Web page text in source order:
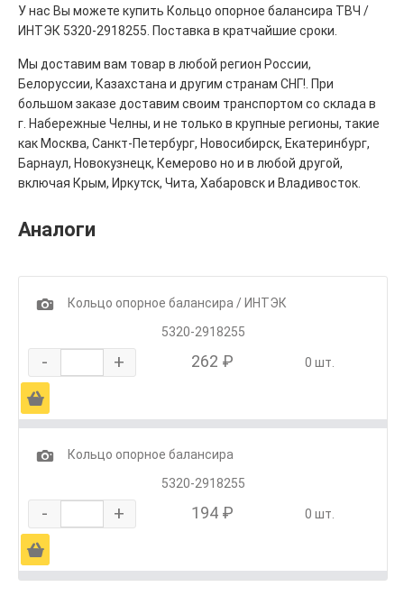
У нас Вы можете купить Кольцо опорное балансира ТВЧ /
ИНТЭК 5320-2918255. Поставка в кратчайшие сроки.
Мы доставим вам товар в любой регион России,
Белоруссии, Казахстана и другим странам СНГ!. При
большом заказе доставим своим транспортом со склада в
г. Набережные Челны, и не только в крупные регионы, такие
как Москва, Санкт-Петербург, Новосибирск, Екатеринбург,
Барнаул, Новокузнецк, Кемерово но и в любой другой,
включая Крым, Иркутск, Чита, Хабаровск и Владивосток.
Аналоги
1
Кольцо опорное балансира / ИНТЭК
5320-2918255
- + 262 ₽ 0 шт.
Ä
1
Кольцо опорное балансира
5320-2918255
- + 194 ₽ 0 шт.
Ä